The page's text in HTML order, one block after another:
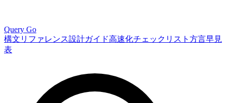
Query Go
構文リファレンス設計ガイド高速化チェックリスト 方言早見
表